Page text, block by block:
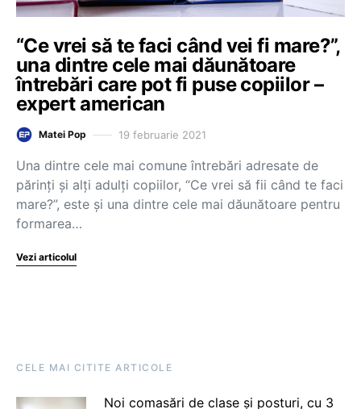
“Ce vrei să te faci când vei fi mare?”,
una dintre cele mai dăunătoare
întrebări care pot fi puse copiilor –
expert american
Matei Pop 19 februarie 2021
Una dintre cele mai comune întrebări adresate de
părinți și alți adulți copiilor, “Ce vrei să fii când te faci
mare?”, este și una dintre cele mai dăunătoare pentru
formarea…
Vezi articolul
CELE MAI CITITE ARTICOLE
Noi comasări de clase și posturi, cu 3